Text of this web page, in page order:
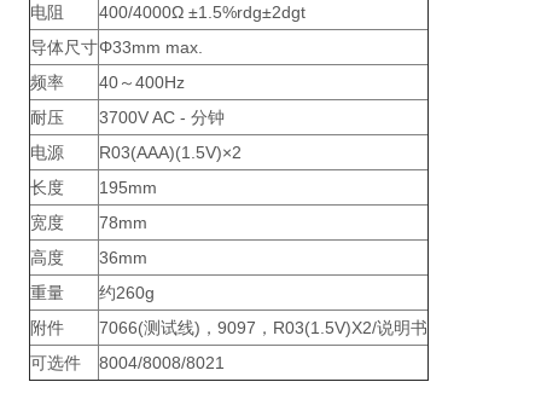
电阻
400/4000Ω ±1.5%rdg±2dgt
导体尺寸Φ33mm max.
频率
40～400Hz
耐压
3700V AC - 分钟
电源
R03(AAA)(1.5V)×2
长度
195mm
宽度
78mm
高度
36mm
重量
约260g
附件
7066(测试线)，9097，R03(1.5V)X2/说明书
可选件
8004/8008/8021